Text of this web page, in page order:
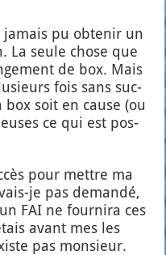
jamais pu obte­nir un
La seule chose que
de box. Mais
fois sans suc­
soit en cause (ou
ce qui est pos­
pour mettre ma
je pas deman­dé,
FAI ne four­ni­ra ces
avant mes les
pas mon­sieur.